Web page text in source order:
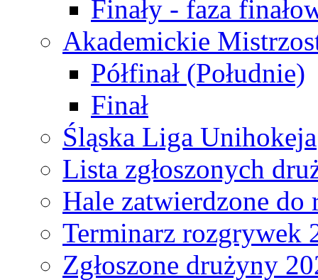
Finały - faza
Akademickie
Półfinał (Południe)
Finał
Śląska Liga Unihokeja
Lista zgłoszonych
Hale zatwierdzone do
Terminarz rozgrywek
Zgłoszone drużyny